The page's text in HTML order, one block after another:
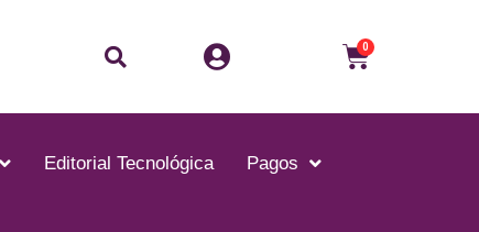
Buscar 0Carrito
Editorial Tecnológica Pagos